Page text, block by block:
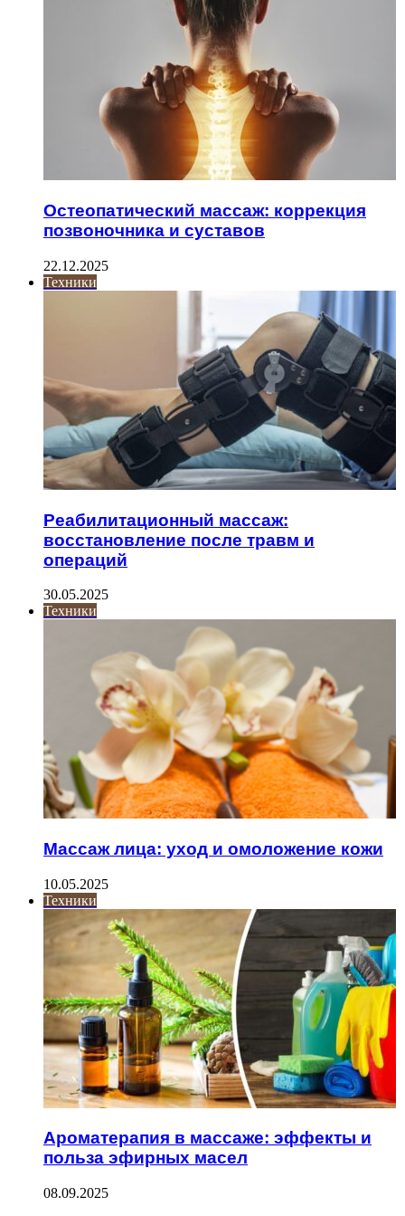
Остеопатический массаж: коррекция
позвоночника и суставов
22.12.2025
Техники
Реабилитационный массаж:
восстановление после травм и
операций
30.05.2025
Техники
Массаж лица: уход и омоложение кожи
10.05.2025
Техники
Ароматерапия в массаже: эффекты и
польза эфирных масел
08.09.2025